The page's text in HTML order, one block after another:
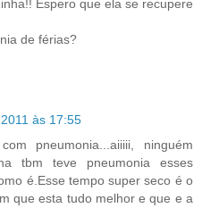
Espero que ela se recupere
de férias?
às 17:55
pneumonia...aiiiii, ninguém
tbm teve pneumonia esses
é.Esse tempo super seco é o
que esta tudo melhor e que e a